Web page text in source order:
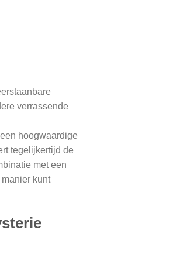
verrassende
hoogwaardige
tegelijkertijd de
met een
kunt